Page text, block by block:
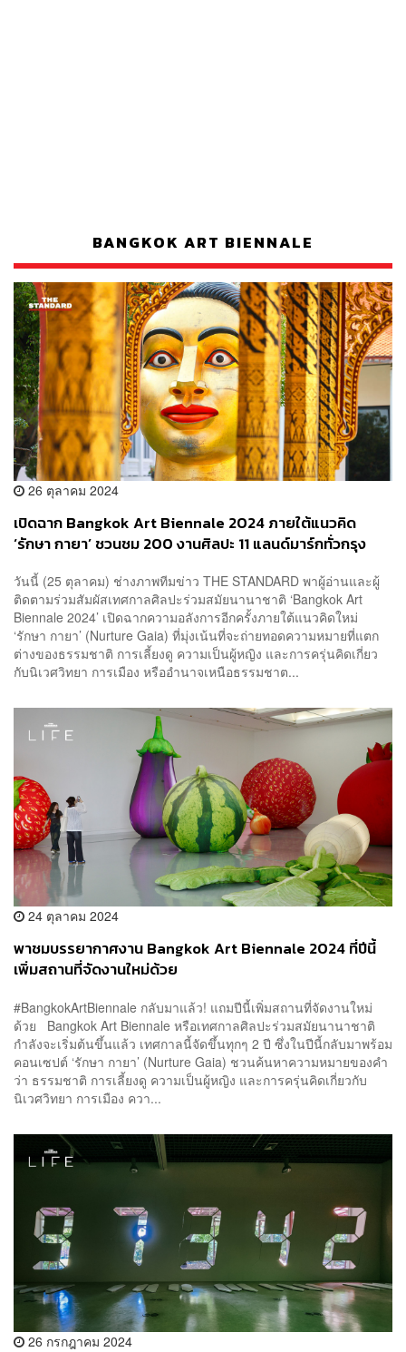
BANGKOK ART BIENNALE
26 ตุลาคม 2024
เปิดฉาก Bangkok Art Biennale 2024 ภายใต้แนวคิด
‘รักษา กายา’ ชวนชม 200 งานศิลปะ 11 แลนด์มาร์กทั่วกรุง
วันนี้ (25 ตุลาคม) ช่างภาพทีมข่าว THE STANDARD พาผู้อ่านและผู้
ติดตามร่วมสัมผัสเทศกาลศิลปะร่วมสมัยนานาชาติ ‘Bangkok Art
Biennale 2024’ เปิดฉากความอลังการอีกครั้งภายใต้แนวคิดใหม่
‘รักษา กายา’ (Nurture Gaia) ที่มุ่งเน้นที่จะถ่ายทอดความหมายที่แตก
ต่างของธรรมชาติ การเลี้ยงดู ความเป็นผู้หญิง และการครุ่นคิดเกี่ยว
กับนิเวศวิทยา การเมือง หรืออำนาจเหนือธรรมชาต...
24 ตุลาคม 2024
พาชมบรรยากาศงาน Bangkok Art Biennale 2024 ที่ปีนี้
เพิ่มสถานที่จัดงานใหม่ด้วย
#BangkokArtBiennale กลับมาแล้ว! แถมปีนี้เพิ่มสถานที่จัดงานใหม่
ด้วย Bangkok Art Biennale หรือเทศกาลศิลปะร่วมสมัยนานาชาติ
กำลังจะเริ่มต้นขึ้นแล้ว เทศกาลนี้จัดขึ้นทุกๆ 2 ปี ซึ่งในปีนี้กลับมาพร้อม
คอนเซปต์ ‘รักษา กายา’ (Nurture Gaia) ชวนค้นหาความหมายของคำ
ว่า ธรรมชาติ การเลี้ยงดู ความเป็นผู้หญิง และการครุ่นคิดเกี่ยวกับ
นิเวศวิทยา การเมือง ควา...
26 กรกฎาคม 2024